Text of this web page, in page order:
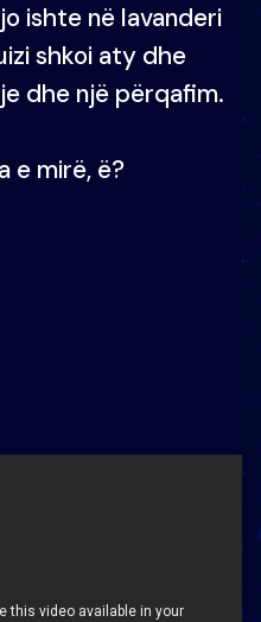
ishte në lavanderi
shkoi aty dhe
dhe një përqafim.
e mirë, ë?